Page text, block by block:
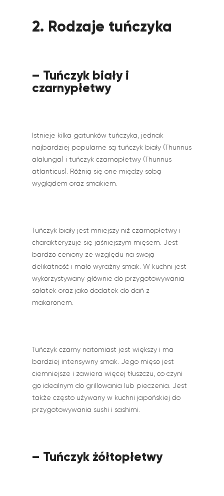
2. Rodzaje tuńczyka
– Tuńczyk biały i
czarnypłetwy
Istnieje kilka gatunków tuńczyka, jednak
najbardziej popularne są tuńczyk biały (Thunnus
alalunga) i tuńczyk czarnopłetwy (Thunnus
atlanticus). Różnią się one między sobą
wyglądem oraz smakiem.
Tuńczyk biały jest mniejszy niż czarnopłetwy i
charakteryzuje się jaśniejszym mięsem. Jest
bardzo ceniony ze względu na swoją
delikatność i mało wyraźny smak. W kuchni jest
wykorzystywany głównie do przygotowywania
sałatek oraz jako dodatek do dań z
makaronem.
Tuńczyk czarny natomiast jest większy i ma
bardziej intensywny smak. Jego mięso jest
ciemniejsze i zawiera więcej tłuszczu, co czyni
go idealnym do grillowania lub pieczenia. Jest
także często używany w kuchni japońskiej do
przygotowywania sushi i sashimi.
– Tuńczyk żółtopłetwy